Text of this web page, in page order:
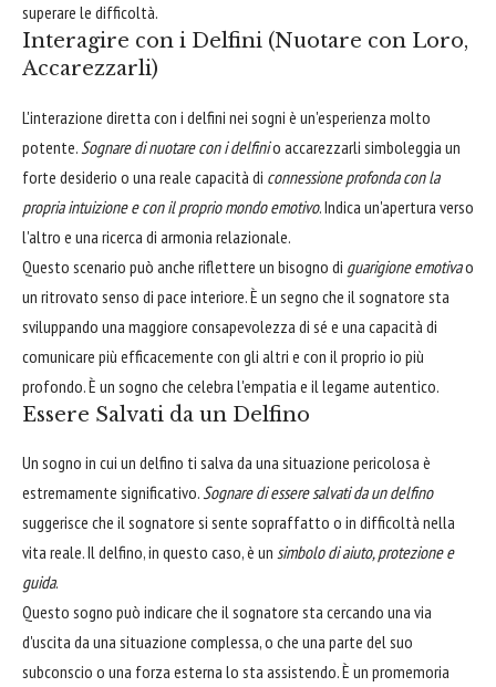
superare le difficoltà.
Interagire con i Delfini (Nuotare con Loro,
Accarezzarli)
L'interazione diretta con i delfini nei sogni è un'esperienza molto
potente. Sognare di nuotare con i delfinio accarezzarli simboleggia un
forte desiderio o una reale capacità di connessione profonda con la
propria intuizione e con il proprio mondo emotivo. Indica un'apertura verso
l'altro e una ricerca di armonia relazionale.
Questo scenario può anche riflettere un bisogno di guarigione emotivao
un ritrovato senso di pace interiore. È un segno che il sognatore sta
sviluppando una maggiore consapevolezza di sé e una capacità di
comunicare più efficacemente con gli altri e con il proprio io più
profondo. È un sogno che celebra l'empatia e il legame autentico.
Essere Salvati da un Delfino
Un sogno in cui un delfino ti salva da una situazione pericolosa è
estremamente significativo. Sognare di essere salvati da un delfino
suggerisce che il sognatore si sente sopraffatto o in difficoltà nella
vita reale. Il delfino, in questo caso, è un simbolo di aiuto, protezione e
guida.
Questo sogno può indicare che il sognatore sta cercando una via
d'uscita da una situazione complessa, o che una parte del suo
subconscio o una forza esterna lo sta assistendo. È un promemoria